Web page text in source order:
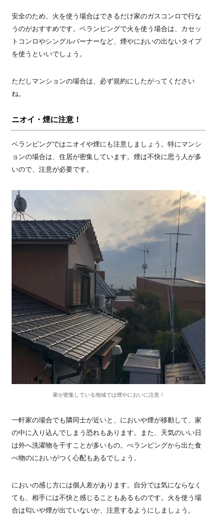
安全のため、火を使う場合はできるだけ家のガスコンロで行な
うのがおすすめです。ベランピングで火を使う場合は、カセッ
トコンロやシングルバーナーなど、煙やにおいの出ないタイプ
を使うといいでしょう。
ただしマンションの場合は、必ず規約にしたがってください
ね。
ニオイ・煙に注意！
ベランピングではニオイや煙にも注意しましょう。特にマンシ
ョンの場合は、住居が密集しています。煙は不快に思う人が多
いので、注意が必要です。
家が密集している地域では煙やにおいに注意！
一軒家の場合でも隣同士が近いと、においや煙が移動して、家
の中に入り込んでしまう恐れもあります。また、天気のいい日
は外へ洗濯物を干すことが多いもの。べランピングから出た食
べ物のにおいがつく心配もあるでしょう。
においの感じ方には個人差があります。自分では気にならなく
ても、相手には不快と感じることもあるものです。火を使う場
合は匂いや煙が出ていないか、注意するようにしましょう。